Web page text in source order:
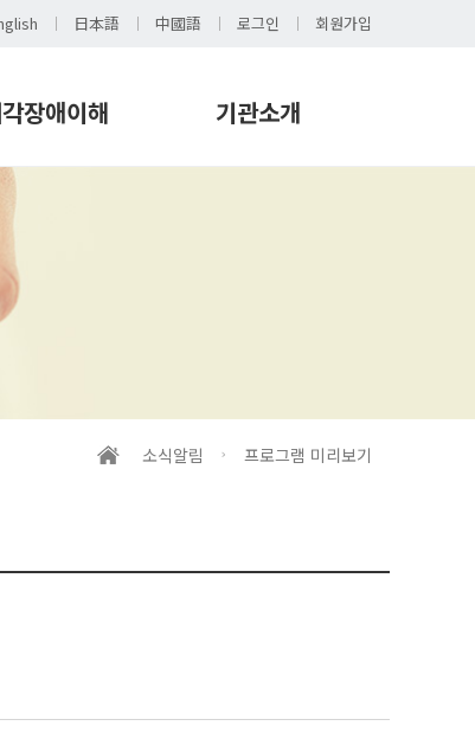
日本語 中國語 로그인 회원가입
장애이해
장애 이해
서
서
기기(하드웨어)
기관소개
채용공고
소식알림 프로그램 미리보기